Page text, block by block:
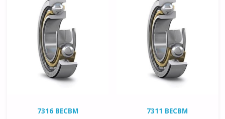
7316 BECBM 7311 BECBM